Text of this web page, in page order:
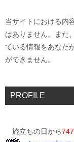
当サイトにおける内
はありません。また
ている情報をあなた
ができません。
PROFILE
旅立ちの日から